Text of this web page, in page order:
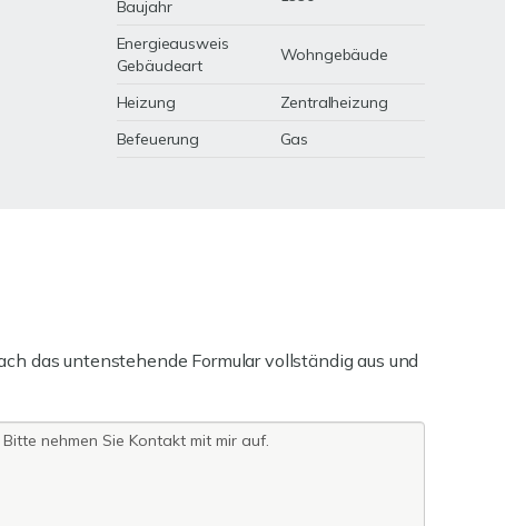
Baujahr
Energieausweis
Gebäudeart
Wohngebäude
Heizung
Zentralheizung
Befeuerung
Gas
das untenstehende Formular vollständig aus und